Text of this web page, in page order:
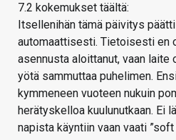
7.2 kokemukset täältä:
Itsellenihän tämä päivitys
automaattisesti. Tietoisesti en
asennusta aloittanut, vaan
yötä sammuttaa puhelimen.
kymmeneen vuoteen nukuin
herätyskelloa kuulunutkaan. Ei
napista käyntiin vaan vaati